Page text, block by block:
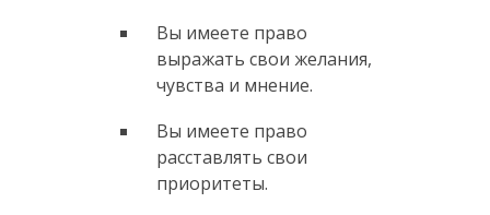
Вы имеете право
выражать свои желания,
чувства и мнение.
Вы имеете право
расставлять свои
приоритеты.